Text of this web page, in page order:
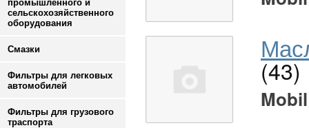
промышленного и
сельскохозяйственного
оборудования
Смазки
Фильтры для легковых
автомобилей
Фильтры для грузового
траспорта
(43)
Mobil